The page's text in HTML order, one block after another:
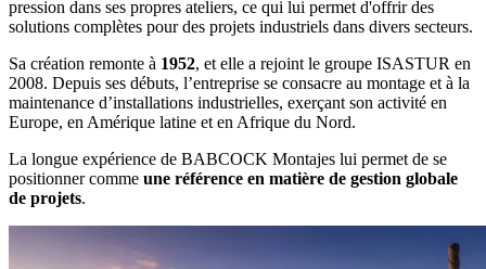
pression dans ses propres ateliers, ce qui lui permet d'offrir des
solutions complètes pour des projets industriels dans divers secteurs.
Sa création remonte à 1952, et elle a rejoint le groupe ISASTUR en
2008. Depuis ses débuts, l’entreprise se consacre au montage et à la
maintenance d’installations industrielles, exerçant son activité en
Europe, en Amérique latine et en Afrique du Nord.
La longue expérience de BABCOCK Montajes lui permet de se
positionner comme une référence en matière de gestion globale
de projets.